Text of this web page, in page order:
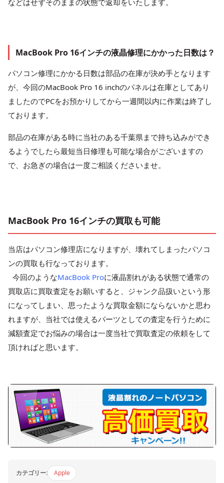
などはせずそのままの状態で返却をいたします。
MacBook Pro 16インチの液晶修理にかかった日数は？
パソコン修理にかかる日数は部品の在庫が決め手となります
が、今回のMacBook Pro 16 inchのパネルは在庫としてあり
ましたのでPCをお預かりしてから一週間以内に作業は終了し
ております。
部品の在庫がある時に当社のある千葉県まで持ち込みができ
るようでしたら最短当日修理も可能な場合がございますの
で、お急ぎの場合は一度ご相談くださいませ。
MacBook Pro 16インチの買取も可能
当店はパソコン修理店になりますが、壊れてしまったパソコ
ンの買取も行なっております。
今回のようなMacBook Proに液晶割れがある状態で通常の
買取店に買取査定をお願いすると、ジャンク品扱いという形
になってしまい、思ったような買取金額にならないかと思わ
れますが、当社では使えるパーツとしての査定を行うために
減額査定でお悩みの場合は一度当社で買取査定の依頼をして
頂ければと思います。
カテゴリー: Apple